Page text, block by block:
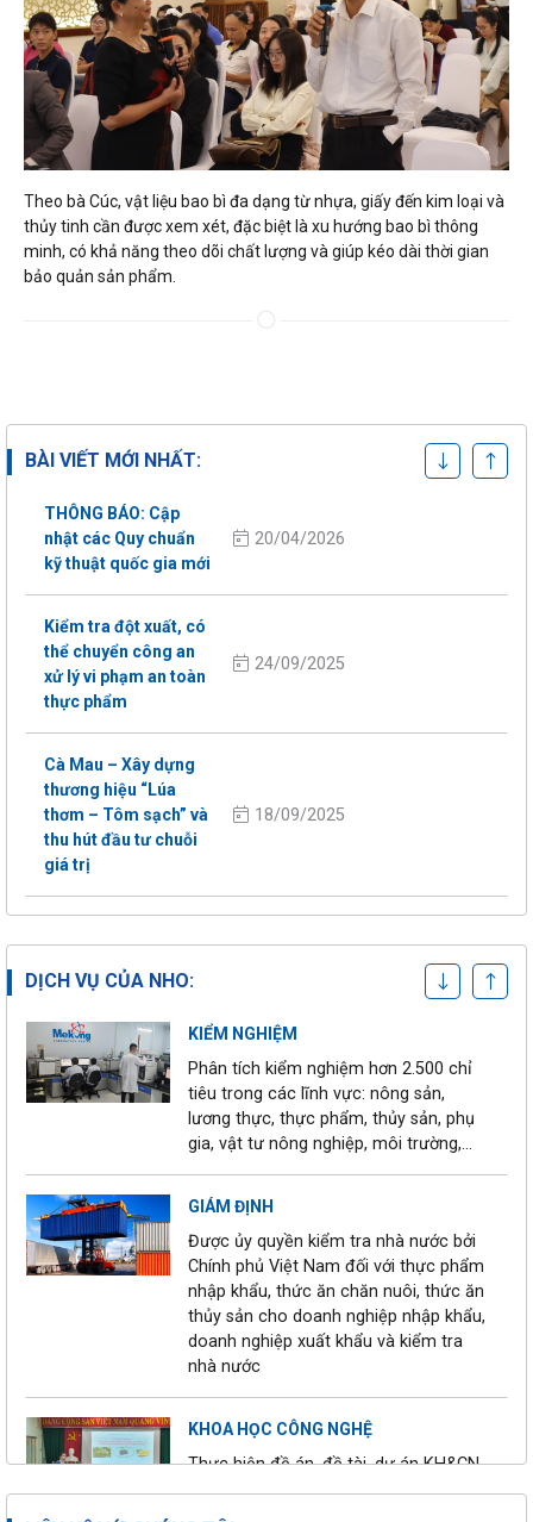
Theo bà Cúc, vật liệu bao bì đa dạng từ nhựa, giấy đến kim loại và
thủy tinh cần được xem xét, đặc biệt là xu hướng bao bì thông
minh, có khả năng theo dõi chất lượng và giúp kéo dài thời gian
bảo quản sản phẩm.
BÀI VIẾT MỚI NHẤT:
– VietGAP Trồng trọt
từ 01/08/2026
THÔNG BÁO: Cập
nhật các Quy chuẩn
kỹ thuật quốc gia mới
20/04/2026
Kiểm tra đột xuất, có
thể chuyển công an
xử lý vi phạm an toàn
thực phẩm
24/09/2025
Cà Mau – Xây dựng
thương hiệu “Lúa
thơm – Tôm sạch” và
thu hút đầu tư chuỗi
giá trị
18/09/2025
kiểm nghiệm: Gần
gây rối loạn nội tiết và
trao đổi chất
"Cuộc chiến" chống
thách thức lớn
30/08/2025
Tăng cường quản lý
cơ sở kinh doanh
23/08/2025
nông sản trên nền
tảng số
27/07/2025
DỊCH VỤ CỦA NHO:
Chứng nhận hơn 36 tiêu chuẩn trong
và ngoài nước cho trang trại và nhà
KIỂM NGHIỆM
Phân tích kiểm nghiệm hơn 2.500 chỉ
tiêu trong các lĩnh vực: nông sản,
lương thực, thực phẩm, thủy sản, phụ
gia, vật tư nông nghiệp, môi trường,…
GIÁM ĐỊNH
Được ủy quyền kiểm tra nhà nước bởi
Chính phủ Việt Nam đối với thực phẩm
nhập khẩu, thức ăn chăn nuôi, thức ăn
thủy sản cho doanh nghiệp nhập khẩu,
doanh nghiệp xuất khẩu và kiểm tra
nhà nước
KHOA HỌC CÔNG NGHỆ
Thực hiện đề án, đề tài, dự án KH&CN
trong các lĩnh vực kinh tế, xã hội và
môi trường